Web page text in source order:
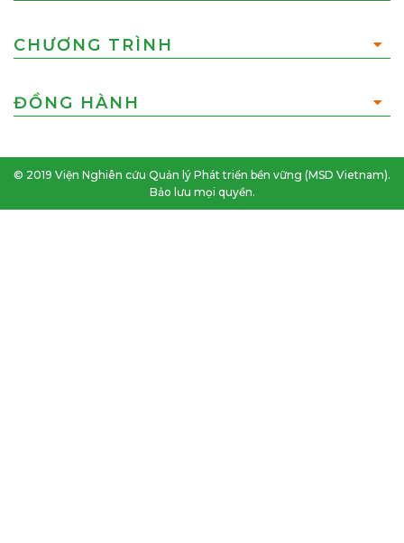
CHƯƠNG TRÌNH
ĐỒNG HÀNH
© 2019 Viện Nghiên cứu Quản lý Phát triển bền vững (MSD Vietnam).
Bảo lưu mọi quyền.